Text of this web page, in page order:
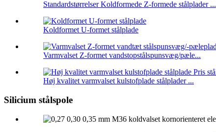
Standardstørrelser Koldformede Z-formede stålplader ...
Koldformet U-formet stålplade
Varmvalset Z-formet vandstopstålspunsvæg/pæle...
Høj kvalitet varmvalset kulstofplade stålplader ...
Silicium stålspole